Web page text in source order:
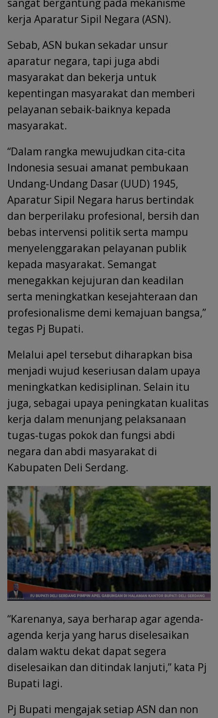
sangat bergantung pada mekanisme
kerja Aparatur Sipil Negara (ASN).
Sebab, ASN bukan sekadar unsur
aparatur negara, tapi juga abdi
masyarakat dan bekerja untuk
kepentingan masyarakat dan memberi
pelayanan sebaik-baiknya kepada
masyarakat.
“Dalam rangka mewujudkan cita-cita
Indonesia sesuai amanat pembukaan
Undang-Undang Dasar (UUD) 1945,
Aparatur Sipil Negara harus bertindak
dan berperilaku profesional, bersih dan
bebas intervensi politik serta mampu
menyelenggarakan pelayanan publik
kepada masyarakat. Semangat
menegakkan kejujuran dan keadilan
serta meningkatkan kesejahteraan dan
profesionalisme demi kemajuan bangsa,”
tegas Pj Bupati.
Melalui apel tersebut diharapkan bisa
menjadi wujud keseriusan dalam upaya
meningkatkan kedisiplinan. Selain itu
juga, sebagai upaya peningkatan kualitas
kerja dalam menunjang pelaksanaan
tugas-tugas pokok dan fungsi abdi
negara dan abdi masyarakat di
Kabupaten Deli Serdang.
“Karenanya, saya berharap agar agenda-
agenda kerja yang harus diselesaikan
dalam waktu dekat dapat segera
diselesaikan dan ditindak lanjuti,” kata Pj
Bupati lagi.
Pj Bupati mengajak setiap ASN dan non